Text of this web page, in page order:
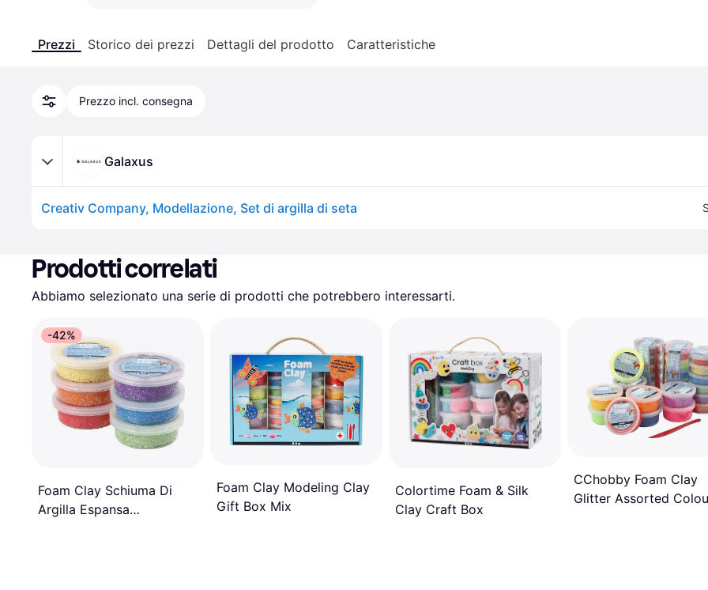
Prezzi Storico dei prezzi Dettagli del prodotto Caratteristiche
Prezzo incl. consegna
Galaxus
Creativ Company, Modellazione, Set di argilla di seta
Prodotti correlati
Abbiamo selezionato una serie di prodotti che potrebbero interessarti.
-42%
Foam Clay Schiuma Di
Argilla Espansa
Foam Clay Modeling Clay
Gift Box Mix
Colortime Foam & Silk
Clay Craft Box
CChobby Foam Clay
Glitter Assorted